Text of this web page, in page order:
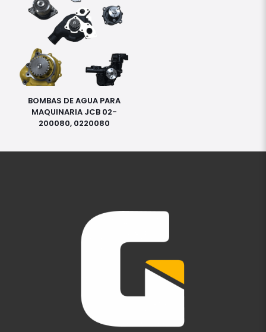
BOMBAS DE AGUA PARA
MAQUINARIA JCB 02-
200080, 0220080